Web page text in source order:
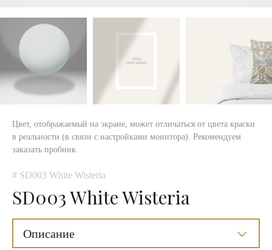
Цвет, отображаемый на экране, может отличаться от цвета краски
в реальности (в связи с настройками монитора). Рекомендуем
заказать пробник.
# SD003 White Wisteria
SD003 White Wisteria
Описание